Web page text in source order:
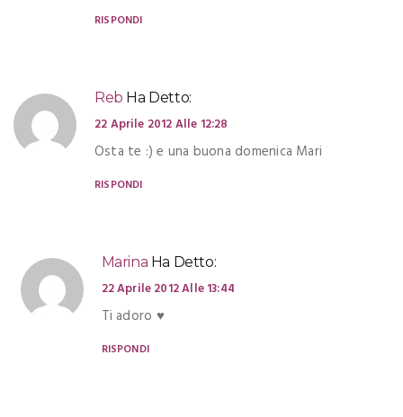
RISPONDI
Reb Ha Detto:
22 Aprile 2012 Alle 12:28
Osta te :) e una buona domenica Mari
RISPONDI
Marina Ha Detto:
22 Aprile 2012 Alle 13:44
Ti adoro ♥
RISPONDI